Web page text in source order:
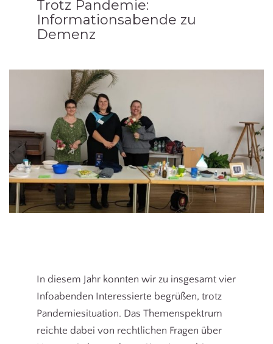
Trotz Pandemie:
Informationsabende zu
Demenz
In diesem Jahr konnten wir zu insgesamt vier
Infoabenden Interessierte begrüßen, trotz
Pandemiesituation. Das Themenspektrum
reichte dabei von rechtlichen Fragen über